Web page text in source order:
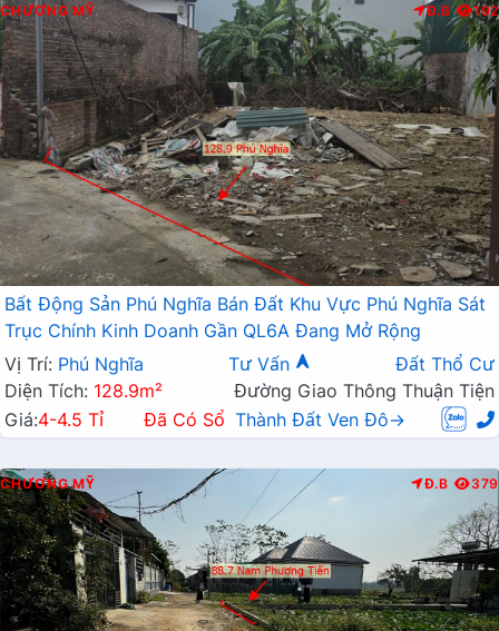
CHƯƠNG MỸ Đ.B 192
Bất Động Sản Phú Nghĩa Bán Đất Khu Vực Phú Nghĩa Sát
Trục Chính Kinh Doanh Gần QL6A Đang Mở Rộng
Vị Trí: Phú Nghĩa Tư Vấn
Đất Thổ Cư
Diện Tích: 128.9m²
Đường Giao Thông Thuận Tiện
Giá:4-4.5 Tỉ Đã Có Sổ Thành Đất Ven Đô→
CHƯƠNG MỸ Đ.B 379